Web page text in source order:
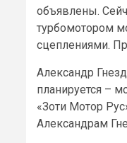
объявлены.
турбомотором
сцеплениями.
Александр
планируется –
«Зоти Мотор
Александрам